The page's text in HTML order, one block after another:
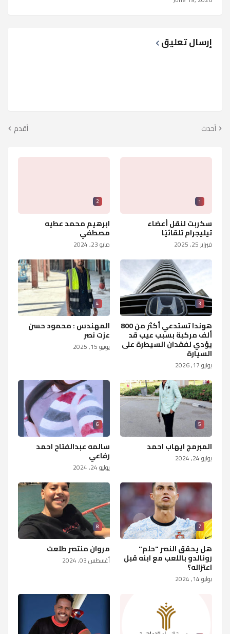
إرسال تعليق
أحدث أقدم
1
سكربت لنقل أعضاء
تيليجرام تلقائيًا
فبراير 25, 2025
2
ابرهيم محمد عطيه
مصطفي
مايو 23, 2024
3
هوندا تستدعي أكثر من 800
ألف مركبة بسبب عيب قد
يؤدي لفقدان السيطرة على
السيارة
يونيو 17, 2026
4
المهندس : محمود حسن
عزت نصر
يونيو 15, 2025
5
المبرمج ايهاب احمد
يوليو 24, 2024
6
سالمه عبدالفتاح احمد
رفاعي
يوليو 24, 2024
7
هل يحقق النصر "حلم"
رونالدو باللعب مع ابنه قبل
اعتزاله؟
يوليو 14, 2024
8
مروان منتصر طلعت
أغسطس 03, 2024